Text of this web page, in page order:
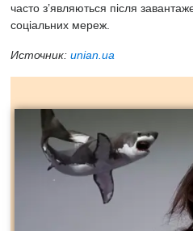
часто з’являються після
соціальних мереж.
Источник: unian.ua